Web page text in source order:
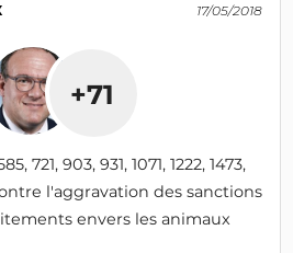
17/05/2018
+71
721, 903, 931, 1071, 1222, 1473,
l'aggravation des sanctions
envers les animaux